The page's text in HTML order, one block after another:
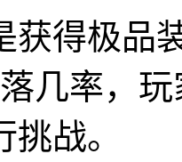
获得极品
几率，
挑战。